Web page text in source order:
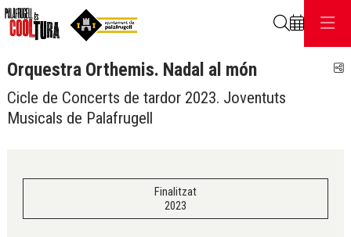
Orquestra Orthemis. Nadal al món
Cicle de Concerts de tardor 2023. Joventuts
Musicals de Palafrugell
Finalitzat
2023